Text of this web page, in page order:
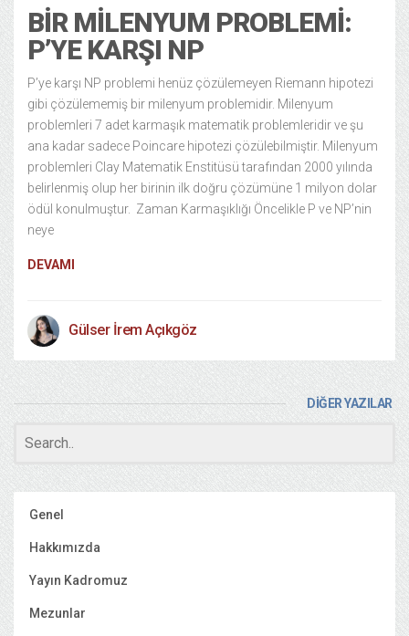
BIR MILENYUM PROBLEMI:
P’YE KARŞI NP
P’ye karşı NP problemi henüz çözülemeyen Riemann hipotezi
gibi çözülememiş bir milenyum problemidir. Milenyum
problemleri 7 adet karmaşık matematik problemleridir ve şu
ana kadar sadece Poincare hipotezi çözülebilmiştir. Milenyum
problemleri Clay Matematik Enstitüsü tarafından 2000 yılında
belirlenmiş olup her birinin ilk doğru çözümüne 1 milyon dolar
ödül konulmuştur. Zaman Karmaşıklığı Öncelikle P ve NP’nin
neye
DEVAMI
Gülser İrem Açıkgöz
DİĞER YAZILAR
Genel
Hakkımızda
Yayın Kadromuz
Mezunlar